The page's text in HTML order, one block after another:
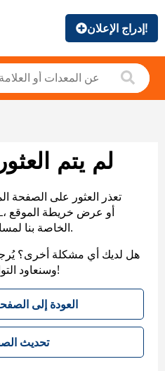
إدراج الإعلان!
لم يتم
تعذر العثور على الصفحة
الخاصة بنا لمساعدتك في العثور على ما تريد.
هل لديك أي مشكلة أخرى؟
وسنعاود التواصل معك. شكرًا على صبرك!
العودة إلى
تحديث الصفحة